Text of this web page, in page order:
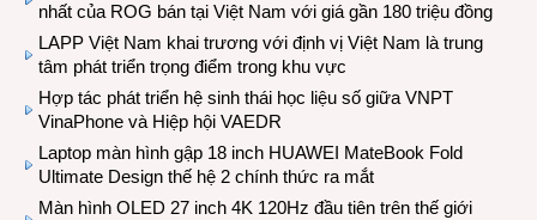
nhất của ROG bán tại Việt Nam với giá gần 180 triệu đồng
LAPP Việt Nam khai trương với định vị Việt Nam là trung
tâm phát triển trọng điểm trong khu vực
Hợp tác phát triển hệ sinh thái học liệu số giữa VNPT
VinaPhone và Hiệp hội VAEDR
Laptop màn hình gập 18 inch HUAWEI MateBook Fold
Ultimate Design thế hệ 2 chính thức ra mắt
Màn hình OLED 27 inch 4K 120Hz đầu tiên trên thế giới